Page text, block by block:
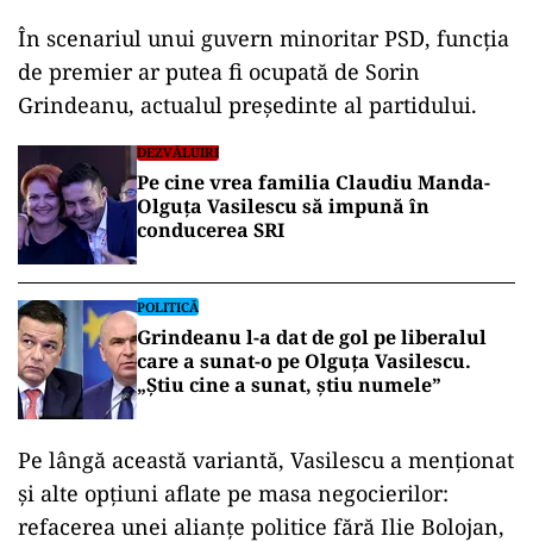
În scenariul unui guvern minoritar PSD, funcția
de premier ar putea fi ocupată de Sorin
Grindeanu, actualul președinte al partidului.
DEZVĂLUIRI
Pe cine vrea familia Claudiu Manda-
Olguța Vasilescu să impună în
conducerea SRI
POLITICĂ
Grindeanu l-a dat de gol pe liberalul
care a sunat-o pe Olguța Vasilescu.
„Știu cine a sunat, știu numele”
Pe lângă această variantă, Vasilescu a menționat
și alte opțiuni aflate pe masa negocierilor:
refacerea unei alianțe politice fără Ilie Bolojan,